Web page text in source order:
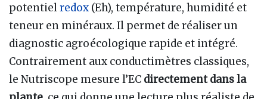
potentielredox (Eh), température, humidité et
teneur en minéraux. Il permet de réaliser un
diagnostic agroécologique rapide et intégré.
Contrairement aux conductimètres classiques,
le Nutriscope mesure l’EC directement dans la